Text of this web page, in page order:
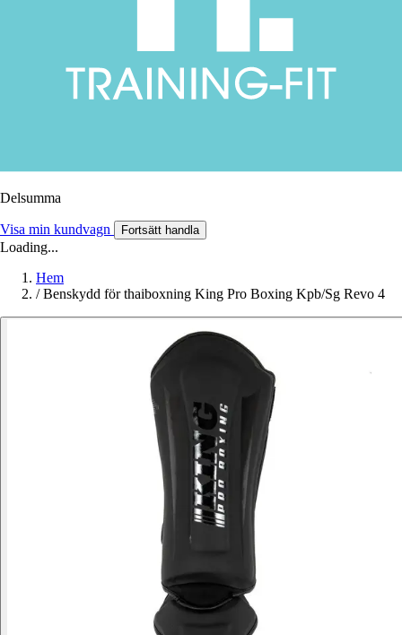
Delsumma
Visa min kundvagn Fortsätt handla
Loading...
Hem
/ Benskydd för thaiboxning King Pro Boxing Kpb/Sg Revo 4